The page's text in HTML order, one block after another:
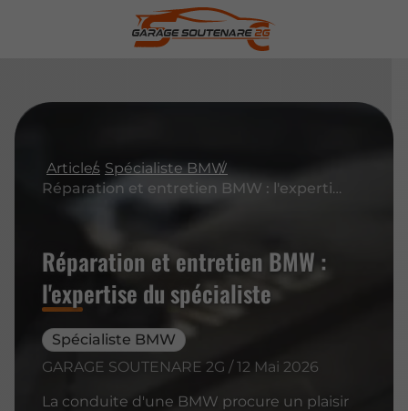
Articles Spécialiste BMW
Réparation et entretien BMW : l'expertise du spécialiste
Réparation et entretien BMW :
l'expertise du spécialiste
Spécialiste BMW
GARAGE SOUTENARE 2G / 12 Mai 2026
La conduite d'une BMW procure un plaisir